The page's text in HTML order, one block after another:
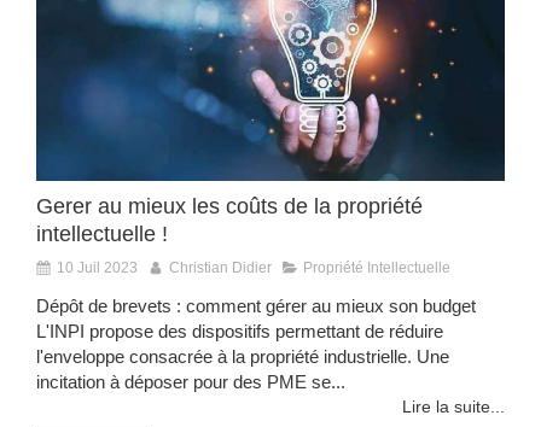
Gerer au mieux les coûts de la propriété
intellectuelle !
10 Juil 2023 Christian Didier Propriété Intellectuelle
Dépôt de brevets : comment gérer au mieux son budget
L'INPI propose des dispositifs permettant de réduire
l'enveloppe consacrée à la propriété industrielle. Une
incitation à déposer pour des PME se...
Lire la suite...